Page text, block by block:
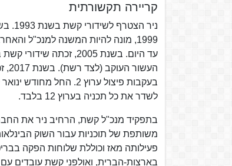
קריירה תקשורתית
עד היום. בשנת 2005,
לשדר את כל תכניה בערוץ 12 בלבד.
בתפקיד מנכ"ל קשת, הרחיב ניר את
משותפת של תוכניות עבור השוק
בארצות-הברית, ואולפני קשת עובדים עם